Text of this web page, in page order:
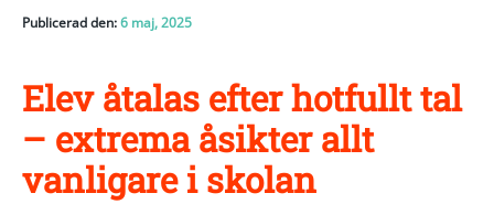
Publicerad den:6 maj, 2025
Elev åtalas efter hotfullt tal
– extrema åsikter allt
vanligare i skolan